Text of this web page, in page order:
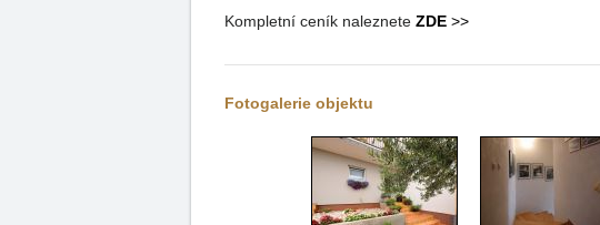
Kompletní ceník naleznete ZDE >>
Fotogalerie objektu